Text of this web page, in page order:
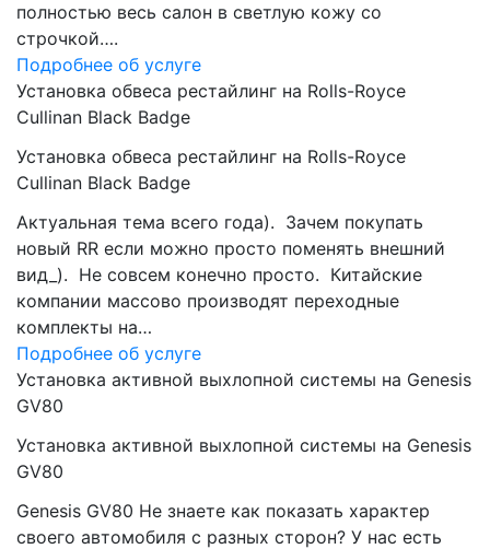
полностью весь салон в светлую кожу со
строчкой….
Подробнее об услуге
Установка обвеса рестайлинг на Rolls-Royce
Cullinan Black Badge
Установка обвеса рестайлинг на Rolls-Royce
Cullinan Black Badge
Актуальная тема всего года). Зачем покупать
новый RR если можно просто поменять внешний
вид_). Не совсем конечно просто. Китайские
компании массово производят переходные
комплекты на…
Подробнее об услуге
Установка активной выхлопной системы на Genesis
GV80
Установка активной выхлопной системы на Genesis
GV80
Genesis GV80 Не знаете как показать характер
своего автомобиля с разных сторон? У нас есть